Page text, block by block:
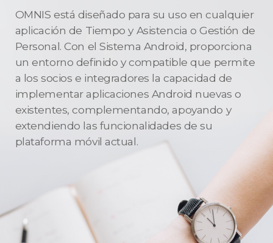
OMNIS está diseñado para su uso en cualquier
aplicación de Tiempo y Asistencia o Gestión de
Personal. Con el Sistema Android, proporciona
un entorno definido y compatible que permite
a los socios e integradores la capacidad de
implementar aplicaciones Android nuevas o
existentes, complementando, apoyando y
extendiendo las funcionalidades de su
plataforma móvil actual.